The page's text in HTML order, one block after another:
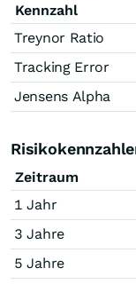
Kennzahl
Treynor Ratio
Tracking Error
Jensens Alpha
Zeitraum
1 Jahr
3 Jahre
5 Jahre